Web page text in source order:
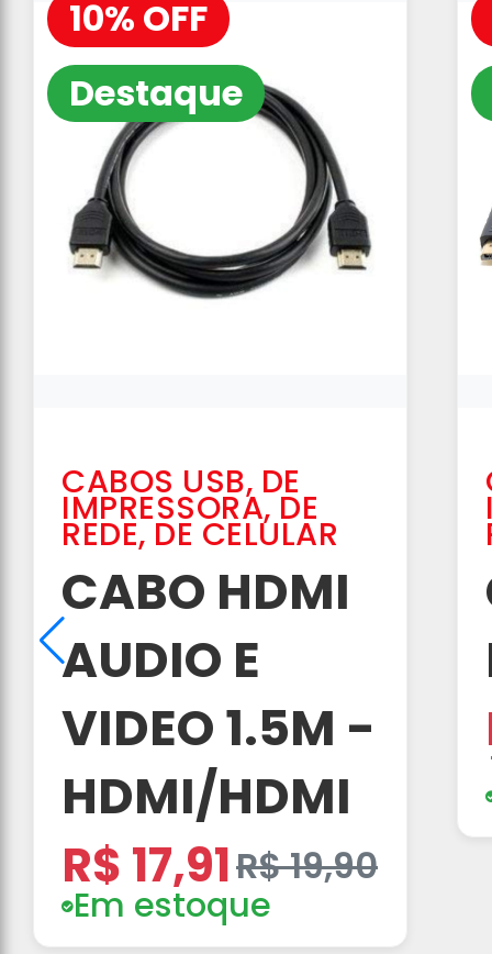
10% OFF
Destaque
CABOS USB, DE
IMPRESSORA, DE
REDE, DE CELULAR
CABO HDMI
AUDIO E
VIDEO 1.5M -
HDMI/HDMI
R$ 17,91R$ 19,90
Em estoque